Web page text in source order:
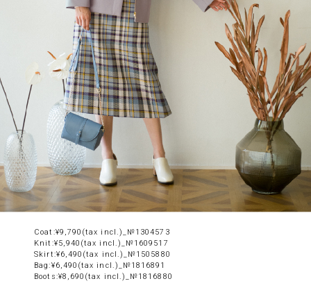
Coat:¥9,790(tax incl.)_№1304573
Knit:¥5,940(tax incl.)_№1609517
Skirt:¥6,490(tax incl.)_№1505880
Bag:¥6,490(tax incl.)_№1816891
Boots:¥8,690(tax incl.)_№1816880